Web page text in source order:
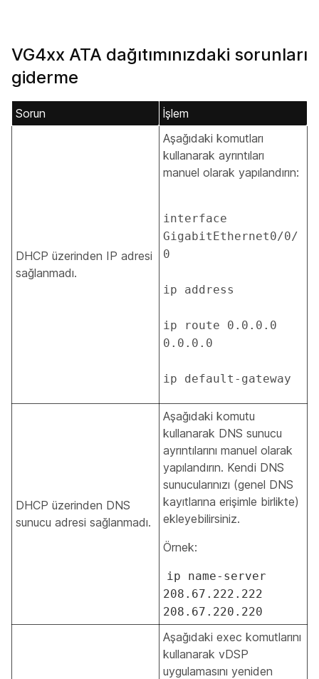
VG4xx ATA dağıtımınızdaki sorunları
giderme
Sorun İşlem
DHCP üzerinden IP adresi
sağlanmadı.
Aşağıdaki komutları
kullanarak ayrıntıları
manuel olarak yapılandırın:
interface
GigabitEthernet0/0/
0
ip address
ip route 0.0.0.0
0.0.0.0
ip default-gateway
DHCP üzerinden DNS
sunucu adresi sağlanmadı.
Aşağıdaki komutu
kullanarak DNS sunucu
ayrıntılarını manuel olarak
yapılandırın. Kendi DNS
sunucularınızı (genel DNS
kayıtlarına erişimle birlikte)
ekleyebilirsiniz.
Örnek:
ip name-server
208.67.222.222
208.67.220.220
Aşağıdaki exec komutlarını
kullanarak vDSP
uygulamasını yeniden